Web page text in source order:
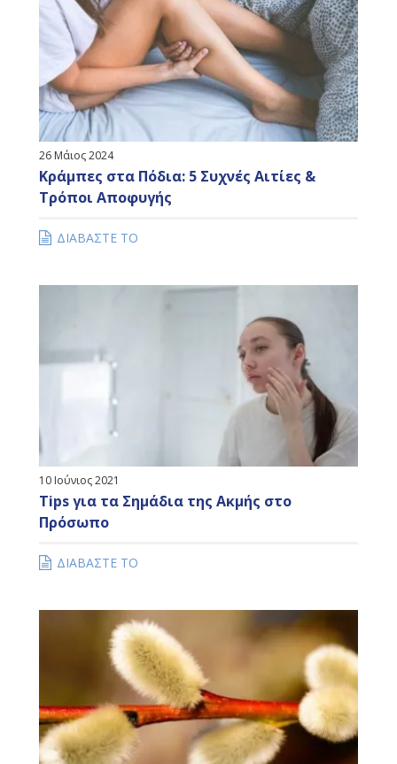
26 Μάιος 2024
Κράμπες στα Πόδια: 5 Συχνές Αιτίες &
Τρόποι Αποφυγής
ΔΙΑΒΑΣΤΕ ΤΟ
10 Ιούνιος 2021
Tips για τα Σημάδια της Ακμής στο
Πρόσωπο
ΔΙΑΒΑΣΤΕ ΤΟ